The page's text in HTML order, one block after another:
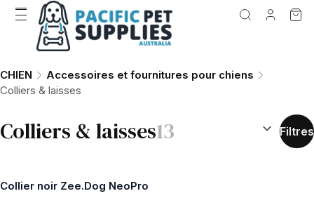
CHIEN
Accessoires et fournitures pour chiens
Colliers & laisses
Colliers & laisses13 TRIER PAR :
Filtres
Collier noir Zee.Dog NeoPro